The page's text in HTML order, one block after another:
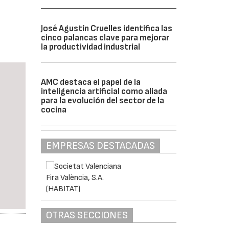
José Agustín Cruelles identifica las
cinco palancas clave para mejorar
la productividad industrial
AMC destaca el papel de la
inteligencia artificial como aliada
para la evolución del sector de la
cocina
EMPRESAS DESTACADAS
OTRAS SECCIONES